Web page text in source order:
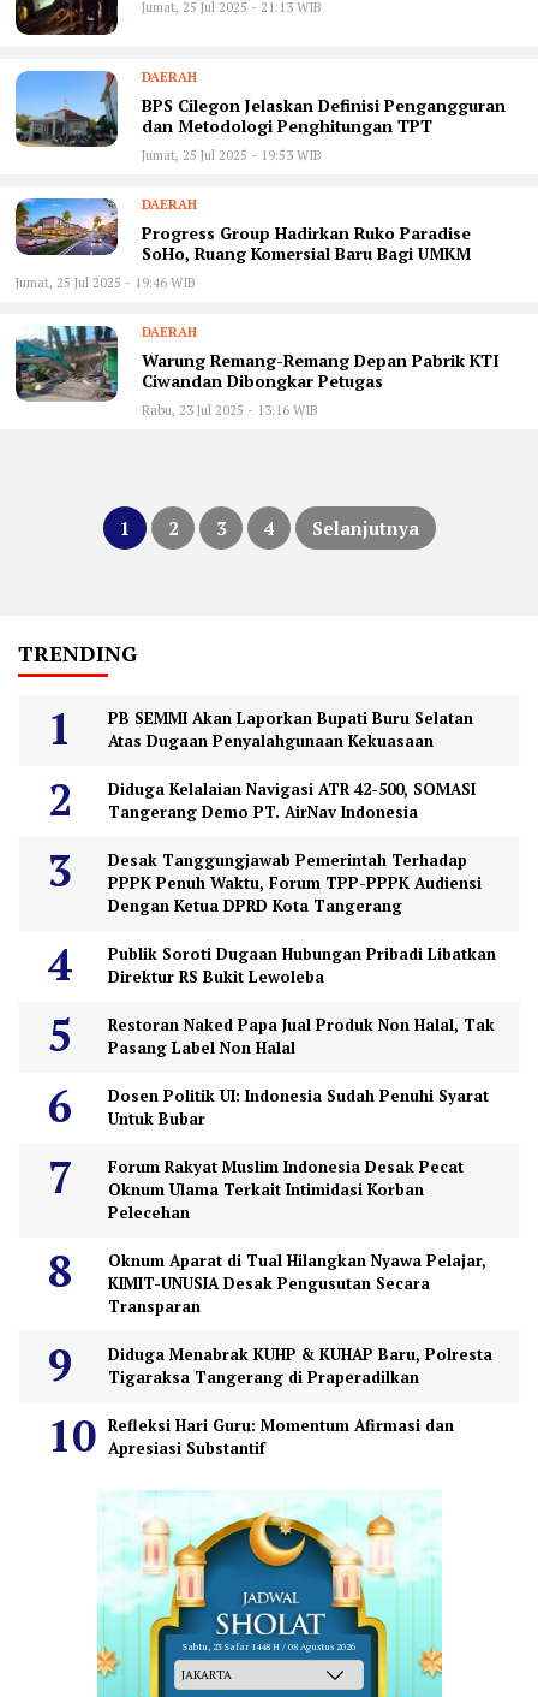
Jumat, 25 Jul 2025 - 21:13 WIB
DAERAH
BPS Cilegon Jelaskan Definisi Pengangguran
dan Metodologi Penghitungan TPT
Jumat, 25 Jul 2025 - 19:53 WIB
DAERAH
‎Progress Group Hadirkan Ruko Paradise
SoHo, Ruang Komersial Baru Bagi UMKM
Jumat, 25 Jul 2025 - 19:46 WIB
DAERAH
Warung Remang-Remang Depan Pabrik KTI
Ciwandan Dibongkar Petugas
Rabu, 23 Jul 2025 - 13:16 WIB
Paginasi
1 2 3 4 Selanjutnya
TRENDING
PB SEMMI Akan Laporkan Bupati Buru Selatan
Atas Dugaan Penyalahgunaan Kekuasaan
Diduga Kelalaian Navigasi ATR 42-500, SOMASI
Tangerang Demo PT. AirNav Indonesia
Desak Tanggungjawab Pemerintah Terhadap
PPPK Penuh Waktu, Forum TPP-PPPK Audiensi
Dengan Ketua DPRD Kota Tangerang
Publik Soroti Dugaan Hubungan Pribadi Libatkan
Direktur RS Bukit Lewoleba
Restoran Naked Papa Jual Produk Non Halal, Tak
Pasang Label Non Halal
Dosen Politik UI: Indonesia Sudah Penuhi Syarat
Untuk Bubar
Forum Rakyat Muslim Indonesia Desak Pecat
Oknum Ulama Terkait Intimidasi Korban
Pelecehan
Oknum Aparat di Tual Hilangkan Nyawa Pelajar,
KIMIT-UNUSIA Desak Pengusutan Secara
Transparan
Diduga Menabrak KUHP & KUHAP Baru, Polresta
Tigaraksa Tangerang di Praperadilkan
Refleksi Hari Guru: Momentum Afirmasi dan
Apresiasi Substantif
Sabtu, 23 Safar 1448 H / 08 Agustus 2026